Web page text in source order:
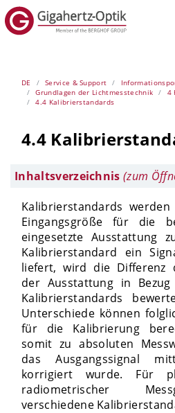
DE Service & Support
Grundlagen der Lichtmesstechnik
4
4.4 Kalibrierstandards
4.4
Inhaltsverzeichnis (zum
Kalibrierstandards
Eingangsgröße für die
eingesetzte Ausstattung
Kalibrierstandard ein
liefert, wird die Differenz
der Ausstattung in
Kalibrierstandards
Unterschiede können
für die Kalibrierung
somit zu absoluten
das Ausgangssignal
korrigiert wurde. Für
radiometrischer
verschiedene